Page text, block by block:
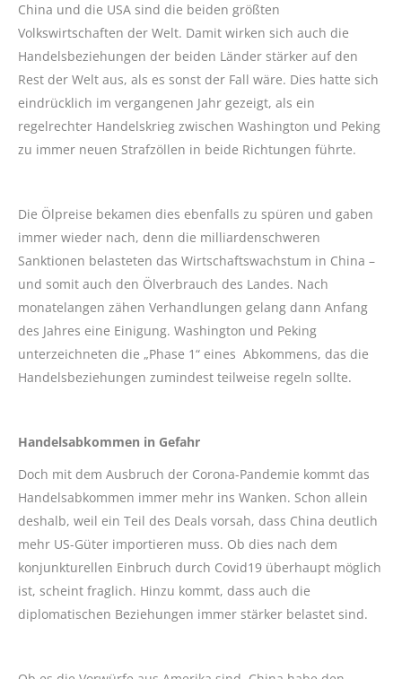
China und die USA sind die beiden größten
Volkswirtschaften der Welt. Damit wirken sich auch die
Handelsbeziehungen der beiden Länder stärker auf den
Rest der Welt aus, als es sonst der Fall wäre. Dies hatte sich
eindrücklich im vergangenen Jahr gezeigt, als ein
regelrechter Handelskrieg zwischen Washington und Peking
zu immer neuen Strafzöllen in beide Richtungen führte.
Die Ölpreise bekamen dies ebenfalls zu spüren und gaben
immer wieder nach, denn die milliardenschweren
Sanktionen belasteten das Wirtschaftswachstum in China –
und somit auch den Ölverbrauch des Landes. Nach
monatelangen zähen Verhandlungen gelang dann Anfang
des Jahres eine Einigung. Washington und Peking
unterzeichneten die „Phase 1“ eines Abkommens, das die
Handelsbeziehungen zumindest teilweise regeln sollte.
Handelsabkommen in Gefahr
Doch mit dem Ausbruch der Corona-Pandemie kommt das
Handelsabkommen immer mehr ins Wanken. Schon allein
deshalb, weil ein Teil des Deals vorsah, dass China deutlich
mehr US-Güter importieren muss. Ob dies nach dem
konjunkturellen Einbruch durch Covid19 überhaupt möglich
ist, scheint fraglich. Hinzu kommt, dass auch die
diplomatischen Beziehungen immer stärker belastet sind.